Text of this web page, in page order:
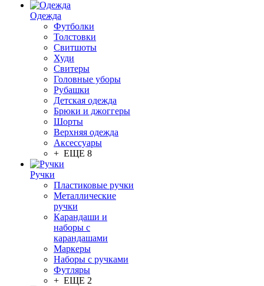
Одежда
Футболки
Толстовки
Свитшоты
Худи
Свитеры
Головные уборы
Рубашки
Детская одежда
Брюки и джоггеры
Шорты
Верхняя одежда
Аксессуары
+ ЕЩЕ 8
Ручки
Пластиковые ручки
Металлические
ручки
Карандаши и
наборы с
карандашами
Маркеры
Наборы с ручками
Футляры
+ ЕЩЕ 2